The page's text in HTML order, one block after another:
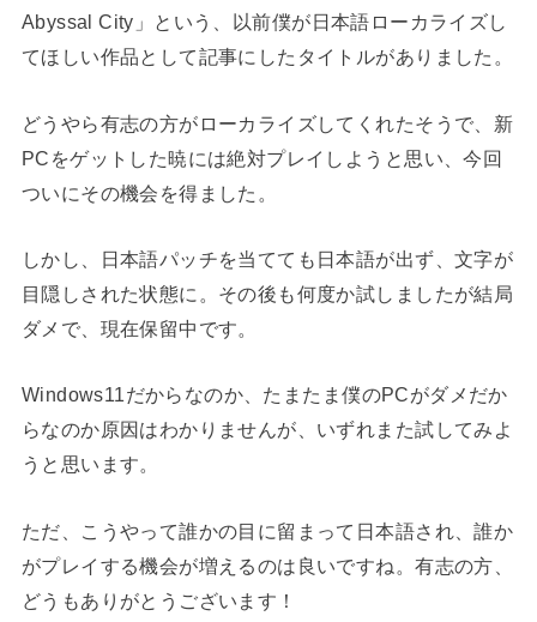
Abyssal City」という、以前僕が日本語ローカライズし
てほしい作品として記事にしたタイトルがありました。
どうやら有志の方がローカライズしてくれたそうで、新
PCをゲットした暁には絶対プレイしようと思い、今回
ついにその機会を得ました。
しかし、日本語パッチを当てても日本語が出ず、文字が
目隠しされた状態に。その後も何度か試しましたが結局
ダメで、現在保留中です。
Windows11だからなのか、たまたま僕のPCがダメだか
らなのか原因はわかりませんが、いずれまた試してみよ
うと思います。
ただ、こうやって誰かの目に留まって日本語され、誰か
がプレイする機会が増えるのは良いですね。有志の方、
どうもありがとうございます！